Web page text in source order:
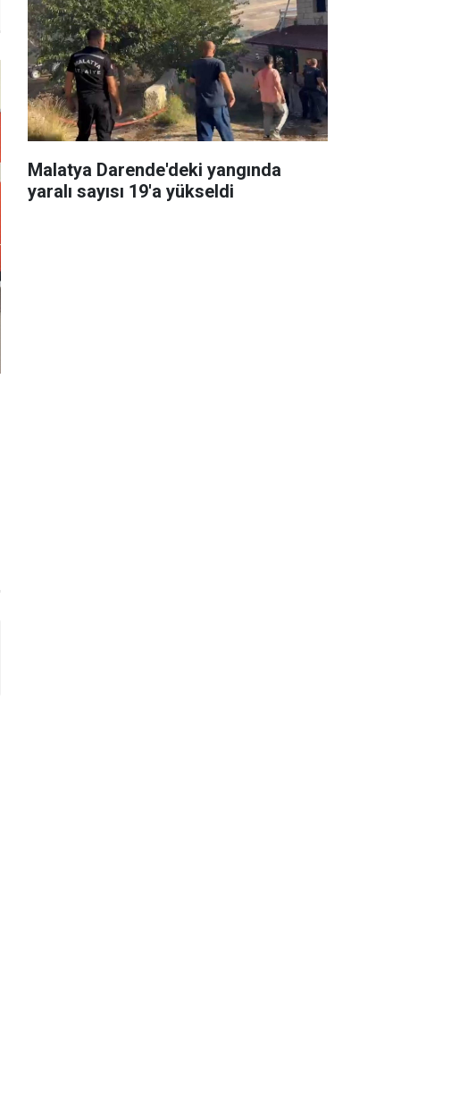
Malatya Darende'deki yangında
yaralı sayısı 19'a yükseldi